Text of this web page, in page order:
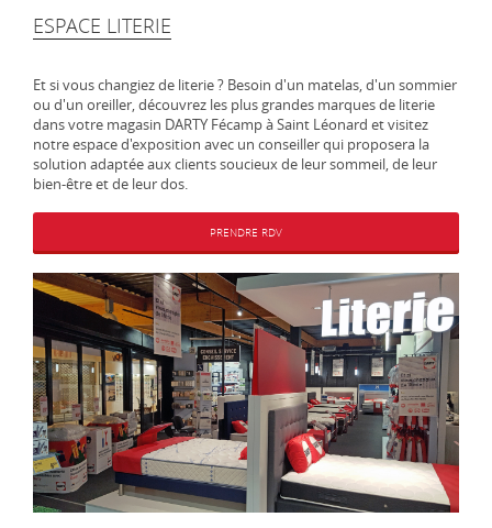
ESPACE LITERIE
Et si vous changiez de literie ? Besoin d'un matelas, d'un sommier
ou d'un oreiller, découvrez les plus grandes marques de literie
dans votre magasin DARTY Fécamp à Saint Léonard et visitez
notre espace d'exposition avec un conseiller qui proposera la
solution adaptée aux clients soucieux de leur sommeil, de leur
bien-être et de leur dos.
PRENDRE RDV